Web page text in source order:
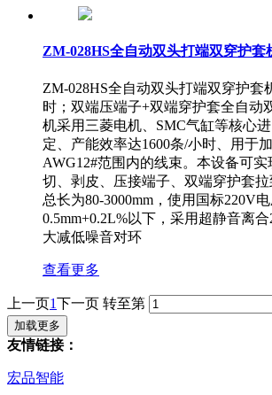
ZM-028HS全自动双头打端双穿护套
ZM-028HS全自动双头打端双穿护套
时；双端压端子+双端穿护套全自动
机采用三菱电机、SMC气缸等核心
定、产能效率达1600条/小时、用于
AWG12#范围内的线束。本设备可
切、剥皮、压接端子、双端穿护套
总长为80-3000mm，使用国标220V
0.5mm+0.2L%以下，采用超静音离
大减低噪音对环
查看更多
上一页1下一页 转至第
加载更多
友情链接：
宏品智能